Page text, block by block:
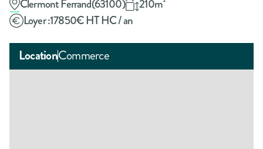
Clermont Ferrand(63100) 210m²
Loyer :17850€ HT HC / an
LocationCommerce